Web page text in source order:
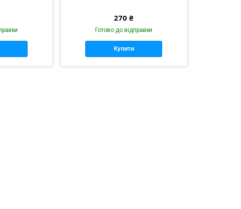
270 ₴
Готово до відправки
Купити